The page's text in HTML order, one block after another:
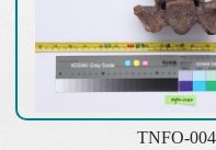
TNFO-